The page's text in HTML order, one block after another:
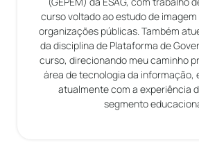
curso voltado ao estudo de
organizações públicas. Também
da disciplina de Plataforma de
curso, direcionando meu caminho
área de tecnologia da informação,
atualmente com a experiência
segmento